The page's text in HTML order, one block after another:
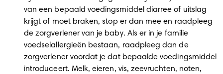
van een bepaald voedingsmiddel diarree of uitslag
krijgt of moet braken, stop er dan mee en raadpleeg
de zorgverlener van je baby. Als er in je familie
voedselallergieën bestaan, raadpleeg dan de
zorgverlener voordat je dat bepaalde voedingsmiddel
introduceert. Melk, eieren, vis, zeevruchten, noten,